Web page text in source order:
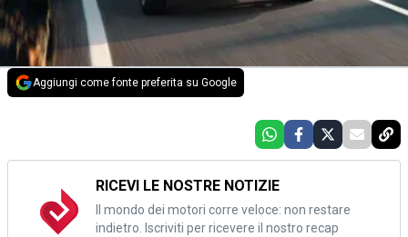
Aggiungi come fonte preferita su Google
RICEVI LE NOSTRE NOTIZIE
Il mondo dei motori corre veloce: non restare
indietro. Iscriviti per ricevere il nostro recap